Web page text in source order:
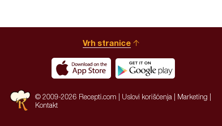
Vrh stranice
© 2009-2026 Recepti.com | Uslovi korišćenja Marketing
Kontakt